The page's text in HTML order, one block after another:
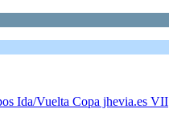
Ida/Vuelta Copa jhevia.es VII